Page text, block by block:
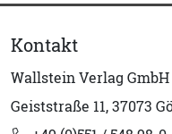
Kontakt
Wallstein Verlag GmbH
Geiststraße 11, 37073